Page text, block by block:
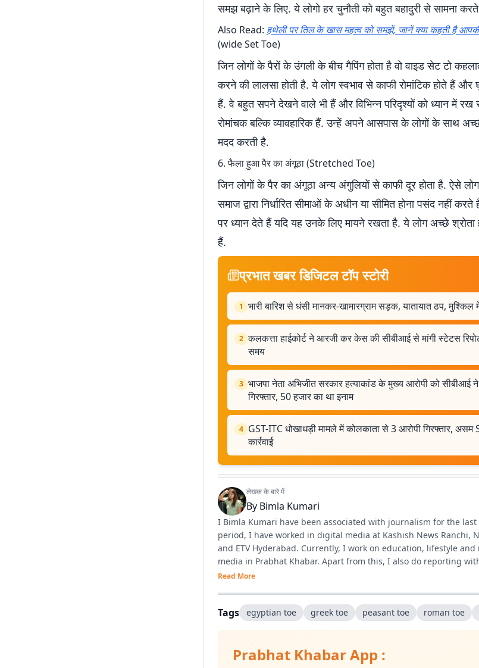
समझ बढ़ाने के लिए. ये लोगो हर चुनौती को बहुत बहादुरी से सामना
Also Read: हथेली पर तिल के खास महत्व को समझें, जानें क्या कहती है
(wide Set Toe)
जिन लोगों के पैरों के उंगली के बीच गैपिंग होता है वो वाइड सेट टो
करने की लालसा होती है. ये लोग स्वभाव से काफी रोमांटिक होते हैं
हैं. वे बहुत सपने देखने वाले भी हैं और विभिन्न परिदृश्यों को ध्यान में
रोमांचक बल्कि व्यावहारिक हैं. उन्हें अपने आसपास के लोगों के साथ
मदद करती है.
6. फैला हुआ पैर का अंगूठा (Stretched Toe)
जिन लोगों के पैर का अंगूठा अन्य अंगुलियों से काफी दूर होता है. ऐसे
समाज द्वारा निर्धारित सीमाओं के अधीन या सीमित होना पसंद नहीं
पर ध्यान देते हैं यदि यह उनके लिए मायने रखता है. ये लोग अच्छे
हैं.
प्रभात खबर डिजिटल टॉप स्टोरी
1 भारी बारिश से धंसी मानकर-खामारग्राम सड़क, यातायात ठप, मुश्किल
2 कलकत्ता हाईकोर्ट ने आरजी कर केस की सीबीआई से मांगी स्टेटस
समय
3 भाजपा नेता अभिजीत सरकार हत्याकांड के मुख्य आरोपी को सीबीआई ने
गिरफ्तार, 50 हजार का था इनाम
4 GST-ITC धोखाधड़ी मामले में कोलकाता से 3 आरोपी गिरफ्तार, असम
कार्रवाई
लेखक के बारे में
By Bimla Kumari
I Bimla Kumari have been associated with journalism for the
period, I have worked in digital media at Kashish News Ranchi,
and ETV Hyderabad. Currently, I work on education, lifestyle
media in Prabhat Khabar. Apart from this, I also do reporting
anchoring.
Read More
Tags egyptian toe greek toe peasant toe roman toe
Prabhat Khabar App :